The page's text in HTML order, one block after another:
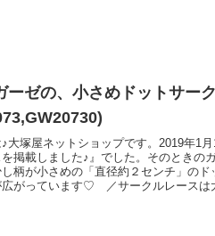
ーゼの、小さめドットサー
大塚屋ネットショップです。2019年1
掲載しました♪』でした。そのときの
柄が小さめの「直径約２センチ」の
がっています♡ ／サークルレースは